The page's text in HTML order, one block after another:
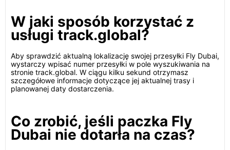
W jaki sposób korzystać z
usługi track.global?
Aby sprawdzić aktualną lokalizację swojej przesyłki Fly Dubai,
wystarczy wpisać numer przesyłki w pole wyszukiwania na
stronie track.global. W ciągu kilku sekund otrzymasz
szczegółowe informacje dotyczące jej aktualnej trasy i
planowanej daty dostarczenia.
Co zrobić, jeśli paczka Fly
Dubai nie dotarła na czas?